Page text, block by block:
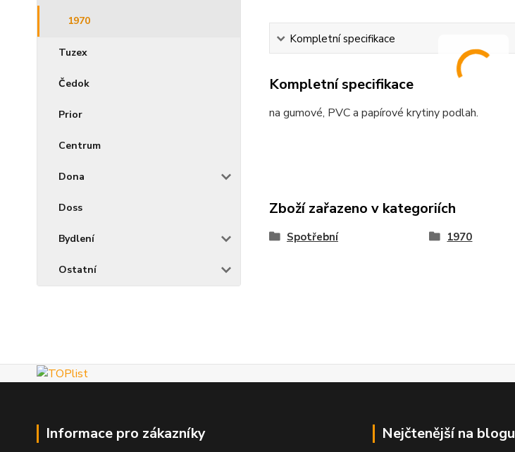
1970
Tuzex
Čedok
Prior
Centrum
Dona
Doss
Bydlení
Ostatní
Kompletní specifikace
Kompletní specifikace
na gumové, PVC a papírové krytiny podlah.
Zboží zařazeno v kategoriích
Spotřební 1970
Informace pro zákazníky Nejčtenější na blogu